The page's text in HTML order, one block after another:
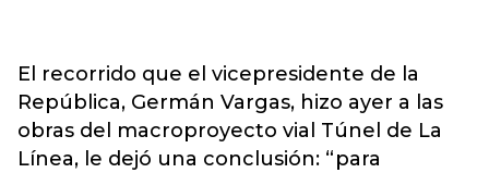
El recorrido que el vicepresidente de la
República, Germán Vargas, hizo ayer a las
obras del macroproyecto vial Túnel de La
Línea, le dejó una conclusión: “para